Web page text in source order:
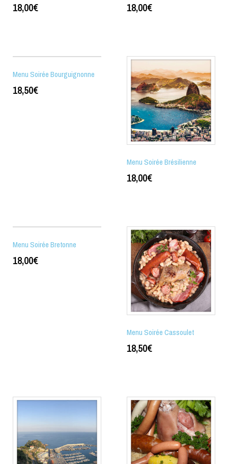
18,00€ 18,00€
Menu Soirée Bourguignonne
18,50€
Menu Soirée Brésilienne
18,00€
Menu Soirée Bretonne
18,00€
Menu Soirée Cassoulet
18,50€